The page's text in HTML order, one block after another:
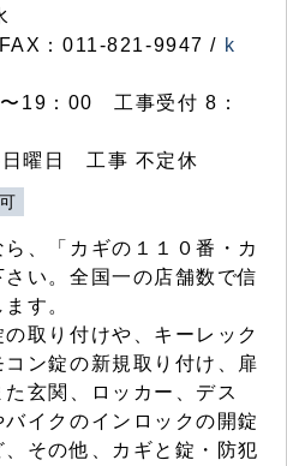
：011-821-9947 / k
19：00 工事受付 8：
日曜日 工事 不定休
、「カギの１１０番・カ
い。全国一の店舗数で信
す。
取り付けや、キーレック
ン錠の新規取り付け、扉
玄関、ロッカー、デス
イクのインロックの開錠
その他、カギと錠・防犯